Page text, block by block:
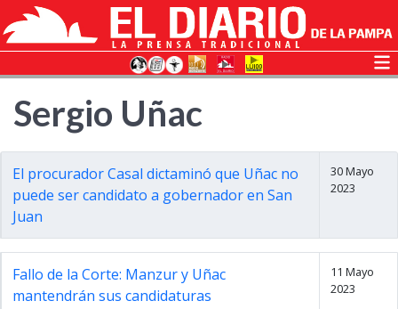
Sergio Uñac
El procurador Casal dictaminó que Uñac no
puede ser candidato a gobernador en San
Juan
30 Mayo
2023
Fallo de la Corte: Manzur y Uñac
mantendrán sus candidaturas
11 Mayo
2023